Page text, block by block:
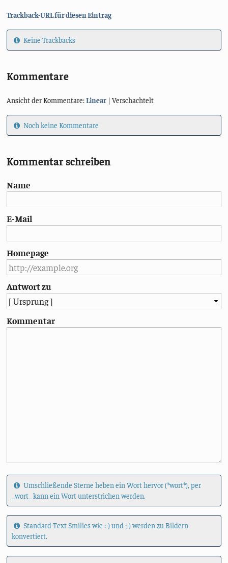
Trackback-URL für diesen Eintrag
Keine Trackbacks
Kommentare
Ansicht der Kommentare:Linear | Verschachtelt
Noch keine Kommentare
Kommentar schreiben
Name
E-Mail
Homepage
Antwort zu
Kommentar
Umschließende Sterne heben ein Wort hervor (*wort*), per
_wort_ kann ein Wort unterstrichen werden.
Standard-Text Smilies wie :-) und ;-) werden zu Bildern
konvertiert.